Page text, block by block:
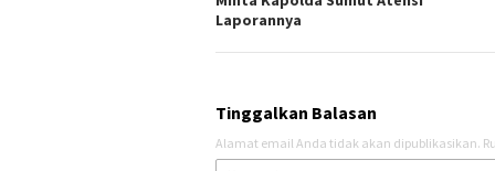
Laporannya
Tinggalkan Balasan
Alamat email Anda tidak akan dipublikasikan.